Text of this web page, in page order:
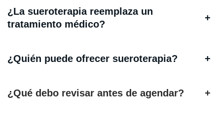
¿La sueroterapia reemplaza un
tratamiento médico?
+
¿Quién puede ofrecer sueroterapia? +
¿Qué debo revisar antes de agendar? +